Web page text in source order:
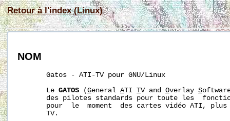
Retour à l'index (Linux)
NOM
       Gatos - ATI-TV pour GNU/Linux
       Le
GATOS (General ATI TV and Overlay S
des pilotes standards pour toute les
pour  le  moment  des cartes vidéo ATI,
       TV.